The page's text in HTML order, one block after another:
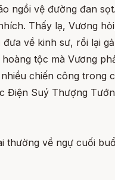
ngồi vệ đường đan
Thấy lạ, Vương
về kinh sư, rồi lại
tộc mà Vương
chiến công trong
Điện Suý Thượng
thường về ngự cuối